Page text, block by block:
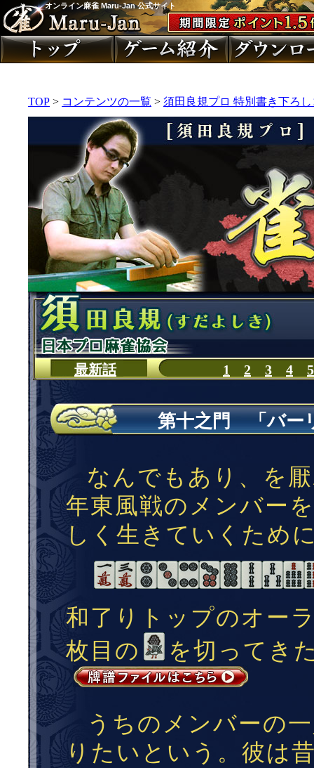
オンライン麻雀 Maru-Jan 公式サイト
TOP > コンテンツの一覧 > 須田良規プロ 特別書き下ろ
第十之門 「バー
なんでもあり、を
年東風戦のメンバー
しく生きていくため
和了りトップのオー
枚目の
を切ってき
うちのメンバーの
りたいという。彼は